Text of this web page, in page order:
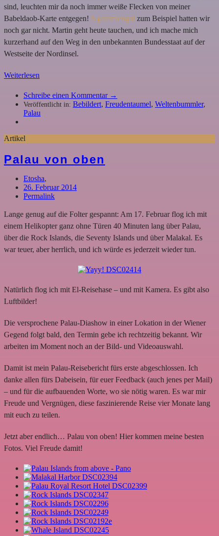
sind, leuchten mir da noch immer weiße Flecken von meiner
Babeldaob-Karte entgegen! Ngaremlengui zum Beispiel hatten wir
noch gar nicht. Martin geht heute tauchen, und ich mache mich
kurzerhand auf den Weg in den unbekannten Bundesstaat auf der
Westseite der Nordinsel.
Weiterlesen
Schreibe einen Kommentar →
Veröffentlicht in: Bebildert, Freudentaumel, Weltenbummler,
Palau
Artikel
Palau von oben
Etosha,
26. Februar 2014
Permalink
Lange genug auf die Folter gespannt: Am 17. Februar flog ich mit
einem Helikopter ganz ohne Türen 40 Minuten lang über Palau,
über die Rock Islands, die Seventy Islands und über Malakal. Es
war teuer, aber herrlich, und ich würde es jederzeit wieder tun.
Natürlich flog ich mit El-Reisehase – und mit Kamera. Es gibt also
Luftbilder!
Die versprochene Palau-Diashow in einer Lokation in der Wiener
Gegend folgt bald, den Termin gebe ich rechtzeitig bekannt. Wir
arbeiten im Moment noch an der Bild- und Videoauswahl.
Damit ist mein Palau-Reisebericht fürs erste abgeschlossen. Ich
danke allen fürs Dabeisein, für euer Feedback (auch jenes per Mail)
– und für die aufbauenden Worte, wo sie nötig waren. Es war mir
Freude und Vergnügen, diese faszinierende Reise vier Monate lang
mit euch zu teilen.
Jetzt aber endlich… Palau von oben! Hier kommen meine besten
Fotos. Viel Freude damit!